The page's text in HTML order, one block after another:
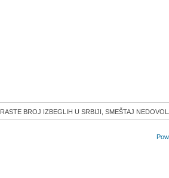
RASTE BROJ IZBEGLIH U SRBIJI, SMEŠTAJ